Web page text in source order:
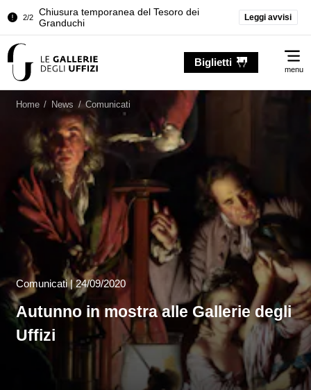
2/2
Chiusura temporanea del Tesoro dei
Granduchi
Sala dell'Iliade
Granduchi
Leggi avvisi
Biglietti
menu
Home / News / Comunicati
Comunicati|24/09/2020
Autunno in mostra alle Gallerie degli
Uffizi